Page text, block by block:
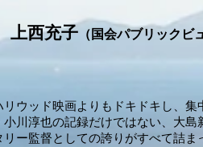
上西充子 （国会パブリックビ
リウッド映画よりもドキドキし、集
小川淳也の記録だけではない、大
リー監督としての誇りがすべて詰